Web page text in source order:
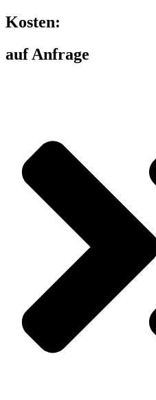
Kosten:
auf Anfrage